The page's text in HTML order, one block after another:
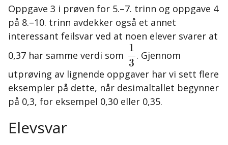
Oppgave 3 i prøven for 5.–7. trinn og oppgave 4
på 8.–10. trinn avdekker også et annet
interessant feilsvar ved at noen elever svarer at
0,37 har samme verdi som
1
3
13
. Gjennom
utprøving av lignende oppgaver har vi sett flere
eksempler på dette, når desimaltallet begynner
på 0,3, for eksempel 0,30 eller 0,35.
Elevsvar